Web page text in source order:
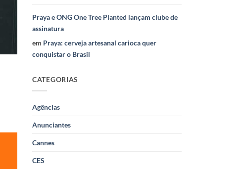
Praya e ONG One Tree Planted lançam clube de
assinatura
em Praya: cerveja artesanal carioca quer
conquistar o Brasil
CATEGORIAS
Agências
Anunciantes
Cannes
CES